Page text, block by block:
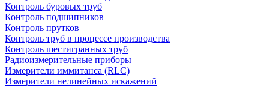
Контроль буровых труб
Контроль подшипников
Контроль прутков
Контроль труб в процессе производства
Контроль шестигранных труб
Радиоизмерительные приборы
Измерители иммитанса (RLC)
Измерители нелинейных искажений